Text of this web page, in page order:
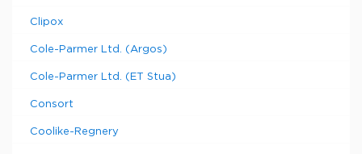
Clipox
Cole-Parmer Ltd. (Argos)
Cole-Parmer Ltd. (ET Stua)
Consort
Coolike-Regnery